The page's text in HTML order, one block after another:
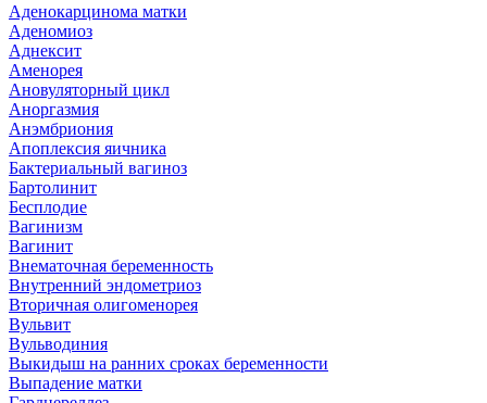
Аденокарцинома матки
Аденомиоз
Аднексит
Аменорея
Ановуляторный цикл
Аноргазмия
Анэмбриония
Апоплексия яичника
Бактериальный вагиноз
Бартолинит
Бесплодие
Вагинизм
Вагинит
Внематочная беременность
Внутренний эндометриоз
Вторичная олигоменорея
Вульвит
Вульводиния
Выкидыш на ранних сроках беременности
Выпадение матки